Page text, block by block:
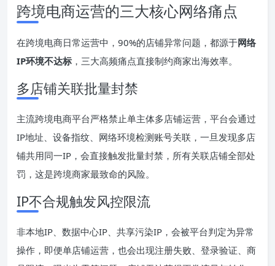
跨境电商运营的三大核心网络痛点
在跨境电商日常运营中，90%的店铺异常问题，都源于网络
IP环境不达标 ，三大高频痛点直接制约商家出海效率。
多店铺关联批量封禁
主流跨境电商平台严格禁止单主体多店铺运营，平台会通过
IP地址、设备指纹、网络环境检测账号关联，一旦发现多店
铺共用同一IP，会直接触发批量封禁，所有关联店铺全部处
罚，这是跨境商家最致命的风险。
IP不合规触发风控限流
非本地IP、数据中心IP、共享污染IP，会被平台判定为异常
操作，即便单店铺运营，也会出现注册失败、登录验证、商